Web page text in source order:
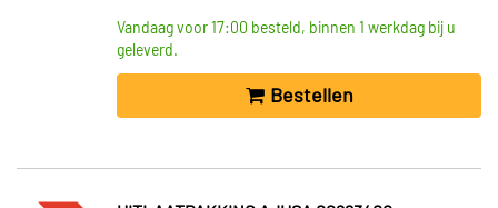
Vandaag voor 17:00 besteld, binnen 1 werkdag bij u
geleverd.
Bestellen